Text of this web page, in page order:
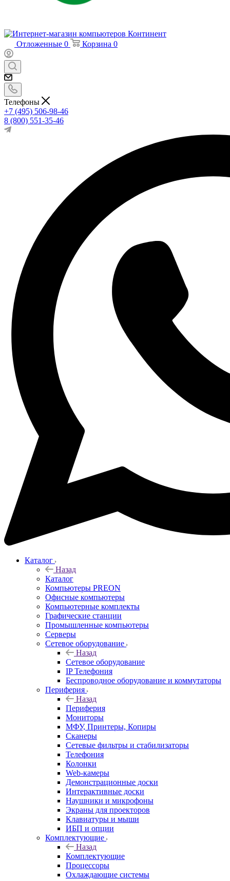
Отложенные 0 Корзина 0
Телефоны
+7 (495) 506-98-46
8 (800) 551-35-46
Каталог
Назад
Каталог
Компьютеры PREON
Офисные компьютеры
Компьютерные комплекты
Графические станции
Промышленные компьютеры
Серверы
Сетевое оборудование
Назад
Сетевое оборудование
IP Телефония
Беспроводное оборудование и коммутаторы
Периферия
Назад
Периферия
Мониторы
МФУ, Принтеры, Копиры
Сканеры
Сетевые фильтры и стабилизаторы
Телефония
Колонки
Web-камеры
Демонстрационные доски
Интерактивные доски
Наушники и микрофоны
Экраны для проекторов
Клавиатуры и мыши
ИБП и опции
Комплектующие
Назад
Комплектующие
Процессоры
Охлаждающие системы